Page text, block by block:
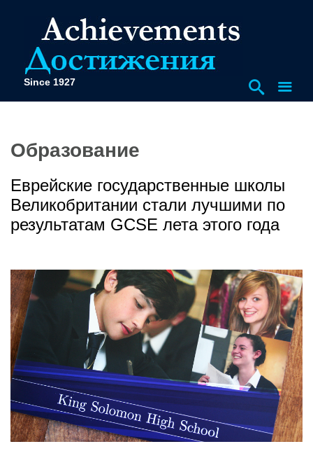
Since 1927
Образование
Еврейские государственные школы
Великобритании стали лучшими по
результатам GCSE лета этого года